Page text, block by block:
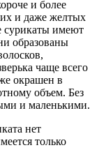
и более
и даже желтых
сурикаты имеют
образованы
чаще всего
окрашен в
объем. Без
и маленькими.
нет
только